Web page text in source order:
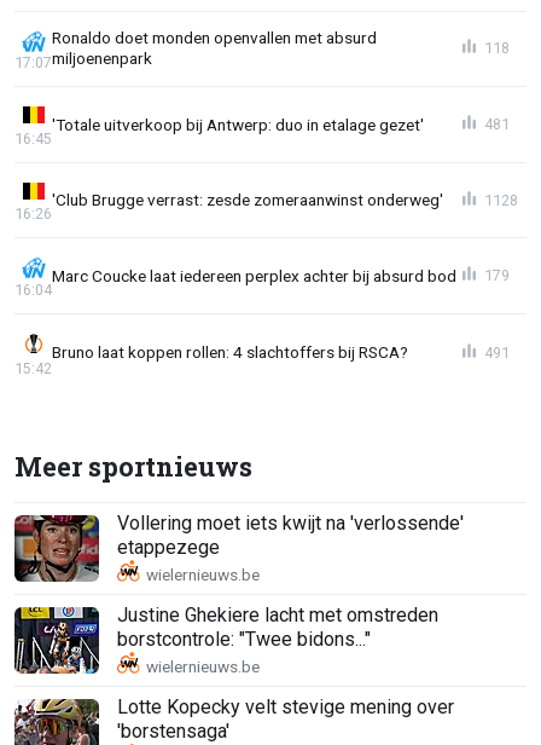
Ronaldo doet monden openvallen met absurd
miljoenenpark
17:07
118
'Totale uitverkoop bij Antwerp: duo in etalage gezet'
16:45
481
'Club Brugge verrast: zesde zomeraanwinst onderweg'
16:26
1128
Marc Coucke laat iedereen perplex achter bij absurd bod
16:04
179
Bruno laat koppen rollen: 4 slachtoffers bij RSCA?
15:42
491
Meer sportnieuws
Vollering moet iets kwijt na 'verlossende'
etappezege
Justine Ghekiere lacht met omstreden
borstcontrole: "Twee bidons..."
Lotte Kopecky velt stevige mening over
'borstensaga'